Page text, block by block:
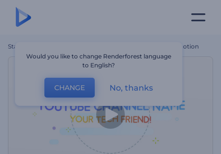
Startseite YouTube-Kanal Für Technologie Promotion
Would you like to change Renderforest language
to English?
CHANGE No, thanks